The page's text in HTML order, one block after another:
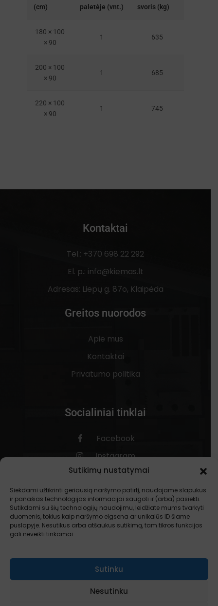
Sutikimų nustatymai
Siekdami užtikrinti geriausią naršymo patirtį, naudojame slapukus
ir panašias technologijas informacijai saugoti ir (arba) pasiekti.
Sutikdami su šių technologijų naudojimu, leidžiate mums tvarkyti
duomenis, tokius kaip naršymo elgsena ar unikalūs ID šiame
puslapyje. Nesutikus arba atšaukus sutikimą, tam tikros funkcijos
gali neveikti tinkamai.
Sutinku
Nesutinku
(cm)
paletėje (vnt.)
svoris (kg)
180 × 100
× 90
1 635
200 × 100
× 90
1 685
220 × 100
× 90
1 745
Kontaktai
Tel.: +370 698 22 292
El. p.: info@kiemas.lt
Adresas: Liepų g. 87o, Klaipėda
Greitos nuorodos
Apie mus
Kontaktai
Privatumo politika
Socialiniai tinklai
Facebook
instagram